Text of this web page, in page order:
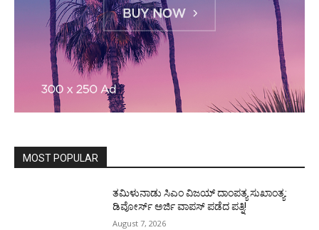
MOST POPULAR
ತಮಿಳುನಾಡು ಸಿಎಂ ವಿಜಯ್‌ ದಾಂಪತ್ಯ ಸುಖಾಂತ್ಯ:
ಡಿವೋರ್ಸ್‌ ಅರ್ಜಿ ವಾಪಸ್‌ ಪಡೆದ ಪತ್ನಿ!
August 7, 2026